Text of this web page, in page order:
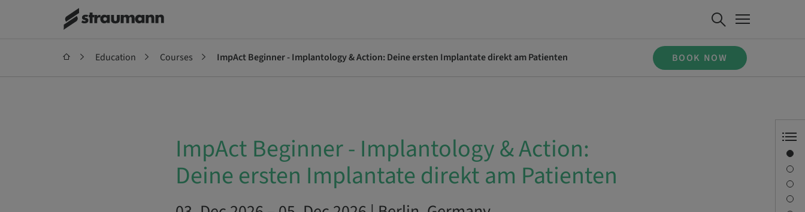
Education Courses ImpAct Beginner - Implantology & Action: Deine ersten Implantate direkt am Patienten BOOK NOW
ImpAct Beginner - Implantology & Action:
Deine ersten Implantate direkt am Patienten